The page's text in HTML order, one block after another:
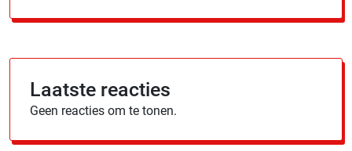
Laatste reacties
Geen reacties om te tonen.